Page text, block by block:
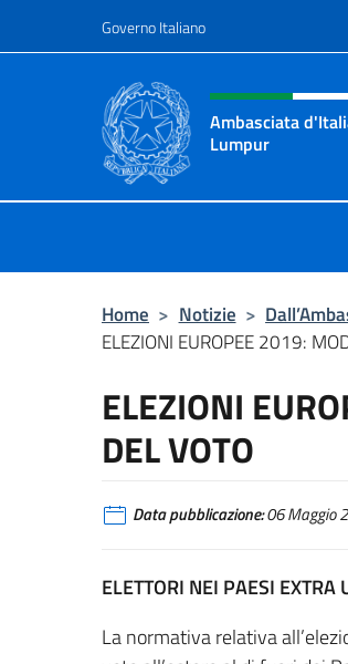
Governo Italiano
Intestazione sito,
Ambasciata
Lumpur
Home > Notizie >
ELEZIONI EUROPEE 2019:
ELEZIONI
DEL VOTO
Data pubblicazione:06 Maggio
ELETTORI NEI PAESI EXTRA
La normativa relativa